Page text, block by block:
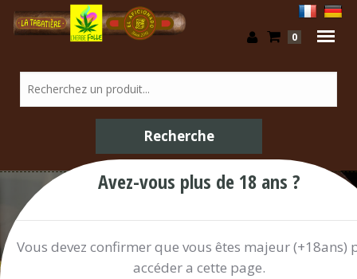
0
Articles Fumeur / Shop
Avez-vous plus de 18 ans ?
Vous devez confirmer que vous êtes majeur (+18ans)
accéder a cette page.